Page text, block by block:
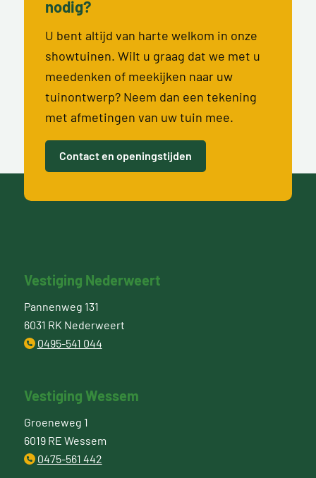
nodig?
U bent altijd van harte welkom in onze
showtuinen. Wilt u graag dat we met u
meedenken of meekijken naar uw
tuinontwerp? Neem dan een tekening
met afmetingen van uw tuin mee.
Contact en openingstijden
Vestiging Nederweert
Pannenweg 131
6031 RK Nederweert
0495-541 044
Vestiging Wessem
Groeneweg 1
6019 RE Wessem
0475-561 442